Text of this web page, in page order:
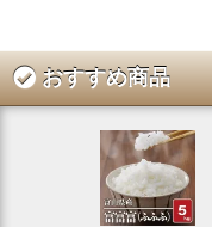
おすすめ商品